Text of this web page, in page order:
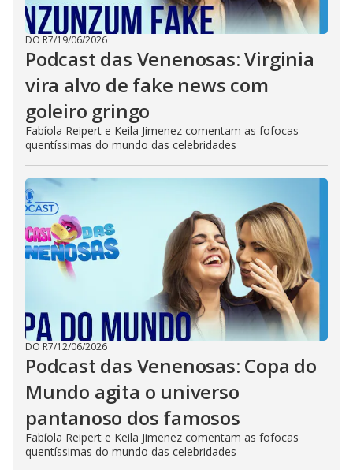
DO R7/19/06/2026
Podcast das Venenosas: Virginia
vira alvo de fake news com
goleiro gringo
Fabíola Reipert e Keila Jimenez comentam as fofocas
quentíssimas do mundo das celebridades
DO R7/12/06/2026
Podcast das Venenosas: Copa do
Mundo agita o universo
pantanoso dos famosos
Fabíola Reipert e Keila Jimenez comentam as fofocas
quentíssimas do mundo das celebridades